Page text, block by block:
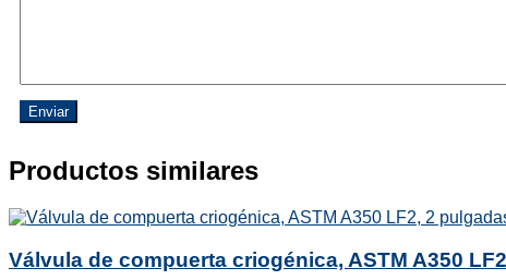
Enviar
Productos similares
Válvula de compuerta criogénica, ASTM A350